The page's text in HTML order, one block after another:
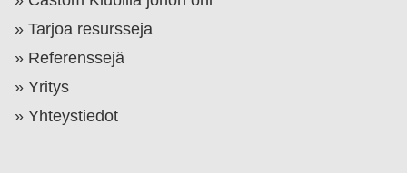
Tarjoa resursseja
Referenssejä
Yritys
Yhteystiedot